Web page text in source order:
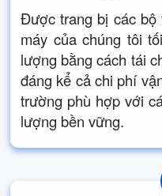
Được trang bị các bộ
máy của chúng tôi
lượng bằng cách tái
đáng kể cả chi phí
trường phù hợp với
lượng bền vững.